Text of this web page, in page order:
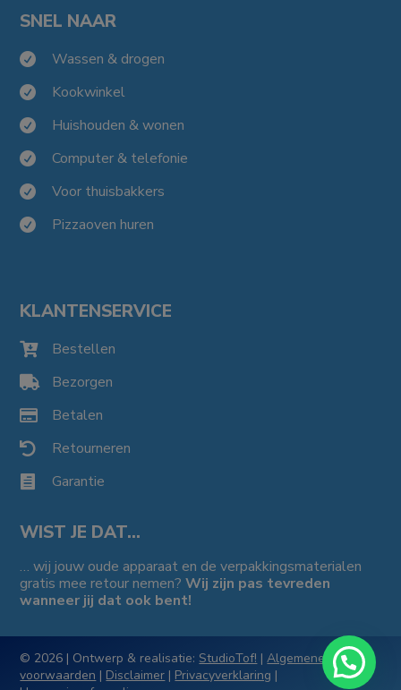
SNEL NAAR
 Wassen & drogen
 Kookwinkel
 Huishouden & wonen
 Computer & telefonie
 Voor thuisbakkers
 Pizzaoven huren
KLANTENSERVICE
 Bestellen
 Bezorgen
 Betalen
 Retourneren
 Garantie
WIST JE DAT…
… wij jouw oude apparaat en de verpakkingsmaterialen
gratis mee retour nemen?Wij zijn pas tevreden
wanneer jij dat ook bent!
© 2026 | Ontwerp & realisatie:StudioTof! |Algemene
voorwaarden | Disclaimer | Privacyverklaring |